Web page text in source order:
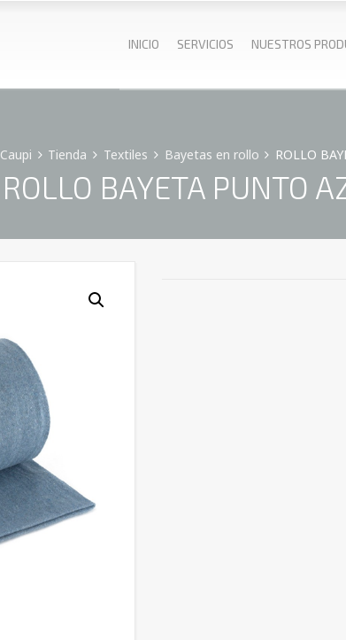
INICIO SERVICIOS NUESTROS
Caupi Tienda Textiles Bayetas en rollo ROLLO
ROLLO BAYETA PUNTO